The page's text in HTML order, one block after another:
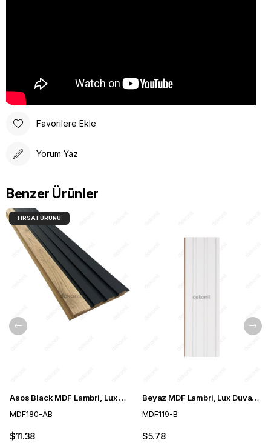
Favorilere Ekle
Yorum Yaz
Benzer Ürünler
Asos Black MDF Lambri, Lux Duvar Paneli 18 cm
MDF180-AB
$11.38
FIRSAT ÜRÜNÜ
Beyaz MDF Lambri, Lux Duvar Paneli 12 cm
MDF119-B
$5.78